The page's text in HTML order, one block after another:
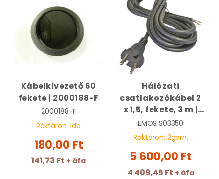
Kábelkivezető 60
fekete | 2000188-F
2000188-F
Raktáron: 1db
180,00 Ft
141,73 Ft + áfa
Hálózati
csatlakozókábel 2
x 1,5, fekete, 3 m |
EMOS S03350
EMOS S03350
Raktáron: 2garn.
5 600,00 Ft
4 409,45 Ft + áfa